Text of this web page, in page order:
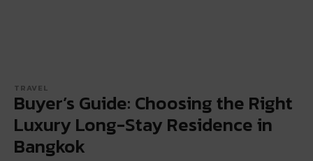
TRAVEL
Buyer’s Guide: Choosing the Right
Luxury Long-Stay Residence in
Bangkok